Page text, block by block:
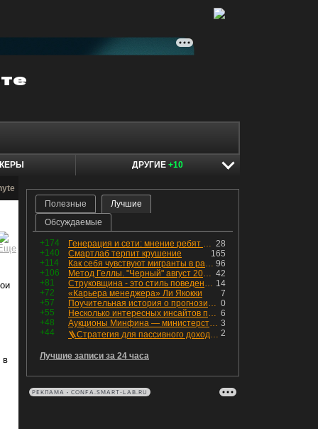
ДРУГИЕ +10
в
Полезные
Лучшие
Обсуждаемые
+174 28
Генерация и сети: мнение ребят из индустрии
+140
165
Смартлаб терпит крушение
+114
96
Как себя чувствуют мигранты в раю, в который они так стремились
+106
42
Метод Геллы. "Черный" август 2026 - быть или не быть?
+81
14
Струковщина - это стиль поведения, известный всем в секторе золотодобычи.
+72
7
«Карьера менеджера» Ли Якокки
+57
0
Поучительная история о прогнозировании
+55
6
Несколько интересных инсайтов по "Озону"
+48
3
Аукционы Минфина — министерство всё ещё не придумало "лекарство" для рынка ОФЗ. Ликвидности банкам не хватает это по РЕПО аукционам!
+44
2
🪜Стратегия для пассивного дохода: Лестница облигаций
Лучшие записи за 24 часа
РЕКЛАМА • CONFA.SMART-LAB.RU